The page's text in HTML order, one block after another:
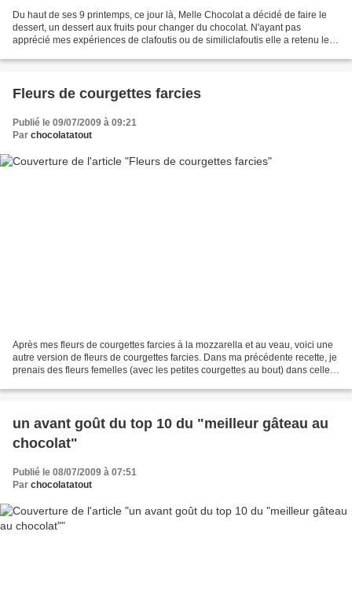
Du haut de ses 9 printemps, ce jour là, Melle Chocolat a décidé de faire le
dessert, un dessert aux fruits pour changer du chocolat. N'ayant pas
apprécié mes expériences de clafoutis ou de similiclafoutis elle a retenu les
Fleurs de courgettes farcies
Publié le 09/07/2009 à 09:21
Par chocolatatout
Après mes fleurs de courgettes farcies à la mozzarella et au veau, voici une
autre version de fleurs de courgettes farcies. Dans ma précédente recette, je
prenais des fleurs femelles (avec les petites courgettes au bout) dans celle ci
un avant goût du top 10 du "meilleur gâteau au
chocolat"
Publié le 08/07/2009 à 07:51
Par chocolatatout